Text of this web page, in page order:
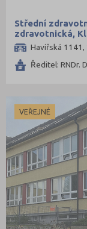
Střední
zdravotnická,
Havířská
Ředitel: RNDr.
VEŘEJNÉ